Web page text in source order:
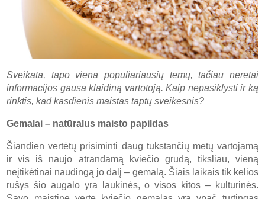
Sveikata, tapo viena populiariausių temų, tačiau neretai
informacijos gausa klaidiną vartotoją. Kaip nepasiklysti ir ką
rinktis, kad kasdienis maistas taptų sveikesnis?
Gemalai – natūralus maisto papildas
Šiandien vertėtų prisiminti daug tūkstančių metų vartojamą
ir vis iš naujo atrandamą kviečio grūdą, tiksliau, vieną
neįtikėtinai naudingą jo dalį – gemalą. Šiais laikais tik kelios
rūšys šio augalo yra laukinės, o visos kitos – kultūrinės.